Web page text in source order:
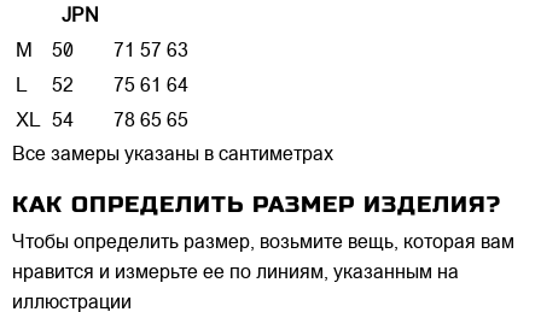
JPN
M 50 71 57 63
L
52 75 61 64
XL 54 78 65 65
Все замеры указаны в сантиметрах
КАК ОПРЕДЕЛИТЬ РАЗМЕР ИЗДЕЛИЯ?
Чтобы определить размер, возьмите вещь, которая вам
нравится и измерьте ее по линиям, указанным на
иллюстрации